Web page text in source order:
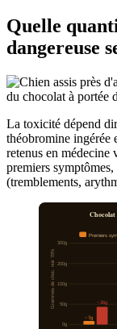
Quelle
dangereuse
La toxicité dépend
théobromine ingérée
retenus en médecine
premiers symptômes,
(tremblements,
Premiers
Grammes de choc. noir 70%
300g
200g
100g
50g
0g
~7g
~36g